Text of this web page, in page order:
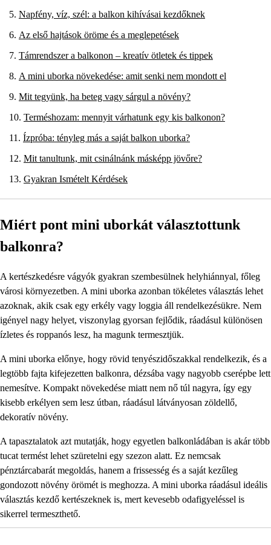
Napfény, víz, szél: a balkon kihívásai kezdőknek
Az első hajtások öröme és a meglepetések
Támrendszer a balkonon – kreatív ötletek és tippek
A mini uborka növekedése: amit senki nem mondott el
Mit tegyünk, ha beteg vagy sárgul a növény?
Terméshozam: mennyit várhatunk egy kis balkonon?
Ízpróba: tényleg más a saját balkon uborka?
Mit tanultunk, mit csinálnánk másképp jövőre?
Gyakran Ismételt Kérdések
Miért pont mini uborkát választottunk
balkonra?
A kertészkedésre vágyók gyakran szembesülnek helyhiánnyal, főleg
városi környezetben. A mini uborka azonban tökéletes választás lehet
azoknak, akik csak egy erkély vagy loggia áll rendelkezésükre. Nem
igényel nagy helyet, viszonylag gyorsan fejlődik, ráadásul különösen
ízletes és roppanós lesz, ha magunk termesztjük.
A mini uborka előnye, hogy rövid tenyészidőszakkal rendelkezik, és a
legtöbb fajta kifejezetten balkonra, dézsába vagy nagyobb cserépbe lett
nemesítve. Kompakt növekedése miatt nem nő túl nagyra, így egy
kisebb erkélyen sem lesz útban, ráadásul látványosan zöldellő,
dekoratív növény.
A tapasztalatok azt mutatják, hogy egyetlen balkonládában is akár több
tucat termést lehet szüretelni egy szezon alatt. Ez nemcsak
pénztárcabarát megoldás, hanem a frissesség és a saját kezűleg
gondozott növény örömét is meghozza. A mini uborka ráadásul ideális
választás kezdő kertészeknek is, mert kevesebb odafigyeléssel is
sikerrel termeszthető.